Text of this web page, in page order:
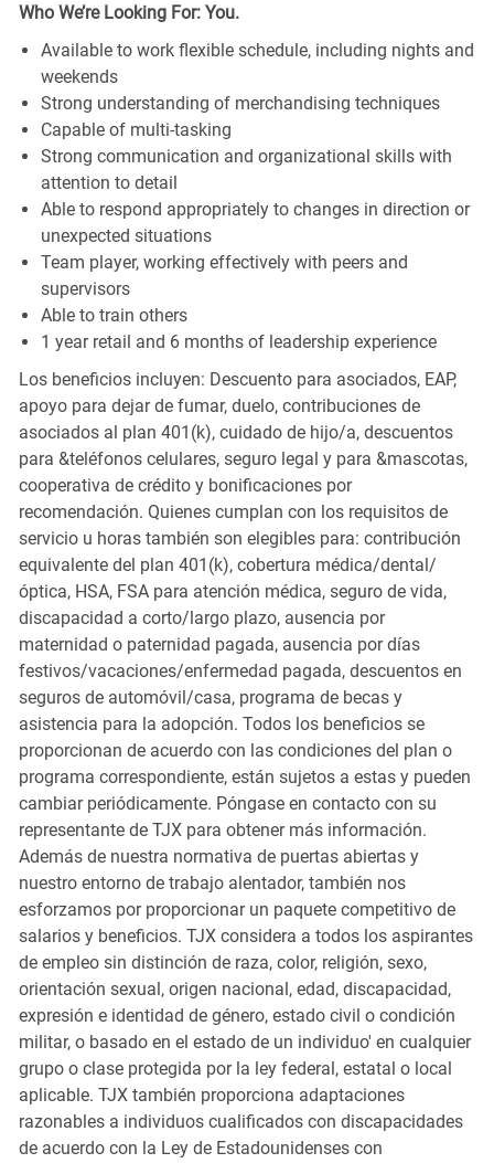
Who We’re Looking For: You.
Available to work flexible schedule, including nights and
weekends
Strong understanding of merchandising techniques
Capable of multi-tasking
Strong communication and organizational skills with
attention to detail
Able to respond appropriately to changes in direction or
unexpected situations
Team player, working effectively with peers and
supervisors
Able to train others
1 year retail and 6 months of leadership experience
Los beneficios incluyen: Descuento para asociados, EAP,
apoyo para dejar de fumar, duelo, contribuciones de
asociados al plan 401(k), cuidado de hijo/a, descuentos
para &teléfonos celulares, seguro legal y para &mascotas,
cooperativa de crédito y bonificaciones por
recomendación. Quienes cumplan con los requisitos de
servicio u horas también son elegibles para: contribución
equivalente del plan 401(k), cobertura médica/dental/
óptica, HSA, FSA para atención médica, seguro de vida,
discapacidad a corto/largo plazo, ausencia por
maternidad o paternidad pagada, ausencia por días
festivos/vacaciones/enfermedad pagada, descuentos en
seguros de automóvil/casa, programa de becas y
asistencia para la adopción. Todos los beneficios se
proporcionan de acuerdo con las condiciones del plan o
programa correspondiente, están sujetos a estas y pueden
cambiar periódicamente. Póngase en contacto con su
representante de TJX para obtener más información.
Además de nuestra normativa de puertas abiertas y
nuestro entorno de trabajo alentador, también nos
esforzamos por proporcionar un paquete competitivo de
salarios y beneficios. TJX considera a todos los aspirantes
de empleo sin distinción de raza, color, religión, sexo,
orientación sexual, origen nacional, edad, discapacidad,
expresión e identidad de género, estado civil o condición
militar, o basado en el estado de un individuo' en cualquier
grupo o clase protegida por la ley federal, estatal o local
aplicable. TJX también proporciona adaptaciones
razonables a individuos cualificados con discapacidades
de acuerdo con la Ley de Estadounidenses con